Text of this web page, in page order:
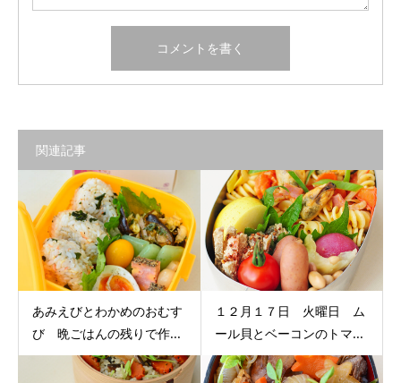
関連記事
あみえびとわかめのおむす
び 晩ごはんの残りで作...
１２月１７日 火曜日 ム
ール貝とベーコンのトマ...